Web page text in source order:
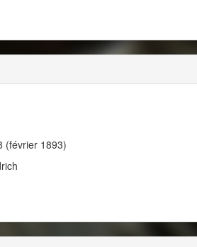
(février 1893)